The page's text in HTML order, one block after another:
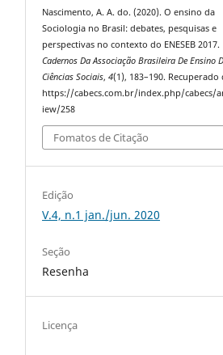
Nascimento, A. A. do. (2020). O ensino da
Sociologia no Brasil: debates, pesquisas e
perspectivas no contexto do ENESEB 2017.
Cadernos Da Associação Brasileira De Ensino
Ciências Sociais,4(1), 183–190. Recuperado
https://cabecs.com.br/index.php/cabecs/
iew/258
Fomatos de Citação
Edição
V.4, n.1 jan./jun. 2020
Seção
Resenha
Licença